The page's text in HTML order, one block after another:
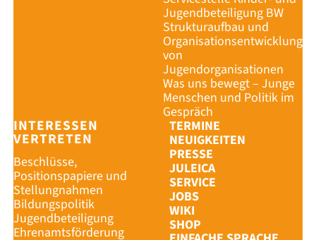
Jugendbeteiligung BW
Strukturaufbau und
Organisationsentwicklung
von
Jugendorganisationen
Was uns bewegt – Junge
Menschen und Politik im
Gespräch
INTERESSEN
VERTRETEN
Beschlüsse,
Positionspapiere und
Stellungnahmen
Bildungspolitik
Jugendbeteiligung
Ehrenamtsförderung
TERMINE
NEUIGKEITEN
PRESSE
JULEICA
SERVICE
JOBS
WIKI
SHOP